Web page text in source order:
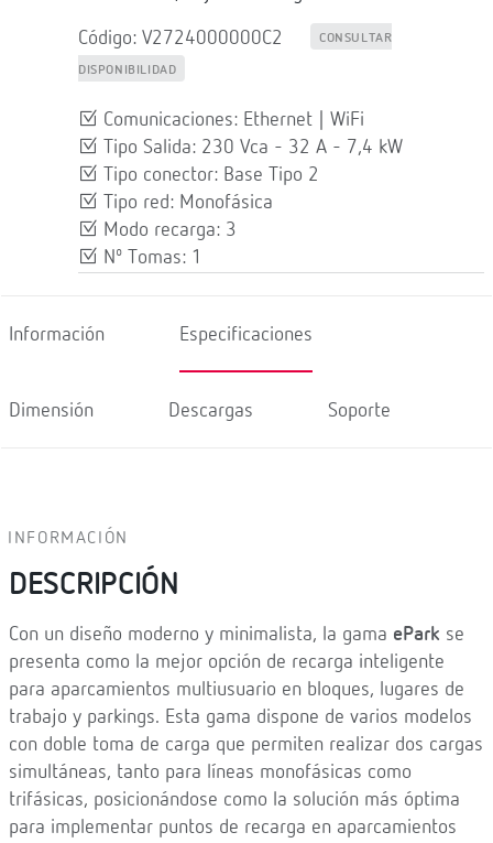
Código: V2724000000C2 CONSULTAR
DISPONIBILIDAD
Comunicaciones: Ethernet | WiFi
Tipo Salida: 230 Vca - 32 A - 7,4 kW
Tipo conector: Base Tipo 2
Tipo red: Monofásica
Modo recarga: 3
Nº Tomas: 1
Información Especificaciones
Dimensión Descargas Soporte
INFORMACIÓN
DESCRIPCIÓN
Con un diseño moderno y minimalista, la gama ePark se
presenta como la mejor opción de recarga inteligente
para aparcamientos multiusuario en bloques, lugares de
trabajo y parkings. Esta gama dispone de varios modelos
con doble toma de carga que permiten realizar dos cargas
simultáneas, tanto para líneas monofásicas como
trifásicas, posicionándose como la solución más óptima
para implementar puntos de recarga en aparcamientos